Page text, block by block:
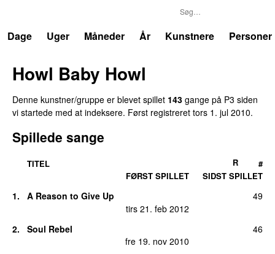
Dage
Uger Måneder År Kunstnere Personer
Howl Baby Howl
Denne kunstner/gruppe er blevet spillet 143 gange på P3 siden
vi startede med at indeksere. Først registreret tors 1. jul 2010.
Spillede sange
TITEL
FØRST SPILLET
SIDST SPILLET
R #
1.
A Reason to Give Up
tirs 21. feb 2012
49
2.
Soul Rebel
fre 19. nov 2010
46